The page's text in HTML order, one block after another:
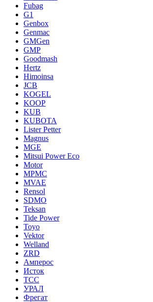
Fubag
G1
Genbox
Genmac
GMGen
GMP
Goodmash
Hertz
Himoinsa
JCB
KOGEL
KOOP
KUB
KUBOTA
Lister Petter
Magnus
MGE
Mitsui Power Eco
Motor
MPMC
MVAE
Rensol
SDMO
Teksan
Tide Power
Toyo
Vektor
Welland
ZRD
Амперос
Исток
ТСС
УРАЛ
Фрегат